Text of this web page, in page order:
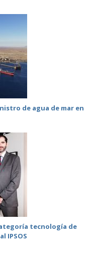
de agua de mar en
tecnología de
IPSOS